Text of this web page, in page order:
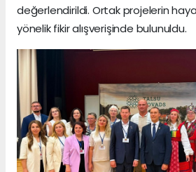
değerlendirildi. Ortak projelerin
yönelik fikir alışverişinde bulunuldu.